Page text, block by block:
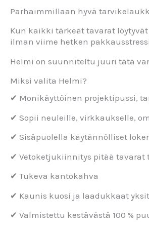
Parhaimmillaan hyvä
Kun kaikki tärkeät tavarat
ilman viime hetken
Helmi on suunniteltu juuri tätä
Miksi valita Helmi?
✔ Monikäyttöinen projektipussi,
✔ Sopii neuleille, virkkaukselle,
✔ Sisäpuolella käytännölliset
✔ Vetoketjukiinnitys pitää tavarat
✔ Tukeva kantokahva
✔ Kaunis kuosi ja laadukkaat
✔ Valmistettu kestävästä 100 %